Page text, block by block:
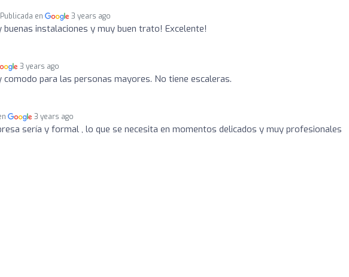
Publicada en 3 years ago
buenas instalaciones y muy buen trato! Excelente!
3 years ago
comodo para las personas mayores. No tiene escaleras.
3 years ago
sería y formal , lo que se necesita en momentos delicados y muy profesionales